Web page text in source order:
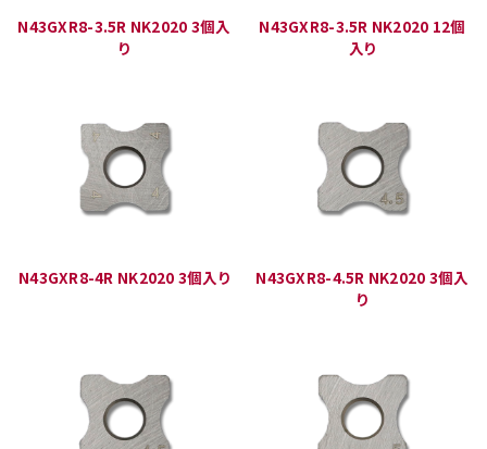
N43GXR8-3.5R NK2020 3個入
り
N43GXR8-3.5R NK2020 12個
入り
N43GXR8-4R NK2020 3個入り
N43GXR8-4.5R NK2020 3個入
り